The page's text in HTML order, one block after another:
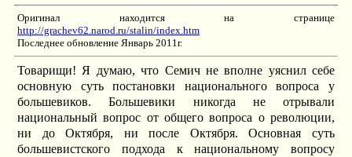
Оригинал находится на странице
http://grachev62.narod.ru/stalin/index.htm
Последнее обновление Январь 2011г.
Товарищи! Я думаю, что Семич не вполне уяснил себе
основную суть постановки национального вопроса у
большевиков. Большевики никогда не отрывали
национальный вопрос от общего вопроса о революции,
ни до Октября, ни после Октября. Основная суть
большевистского подхода к национальному вопросу